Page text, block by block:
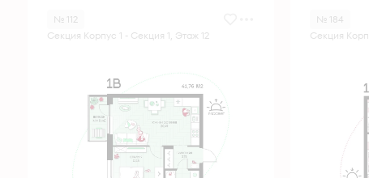
№ 112
Секция Корпус 1 - Секция 1, Этаж 12
№ 184
Секция